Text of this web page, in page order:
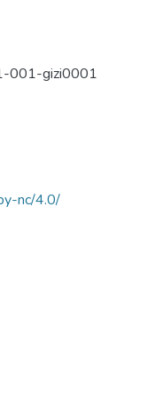
001-gizi0001
nc/4.0/